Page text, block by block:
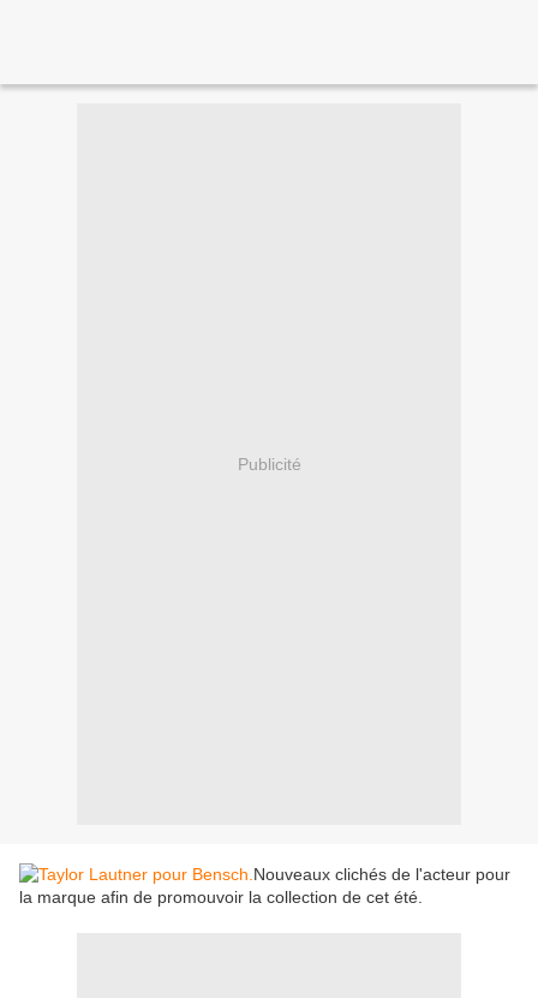
Publicité
Nouveaux clichés de l'acteur pour
la marque afin de promouvoir la collection de cet été.